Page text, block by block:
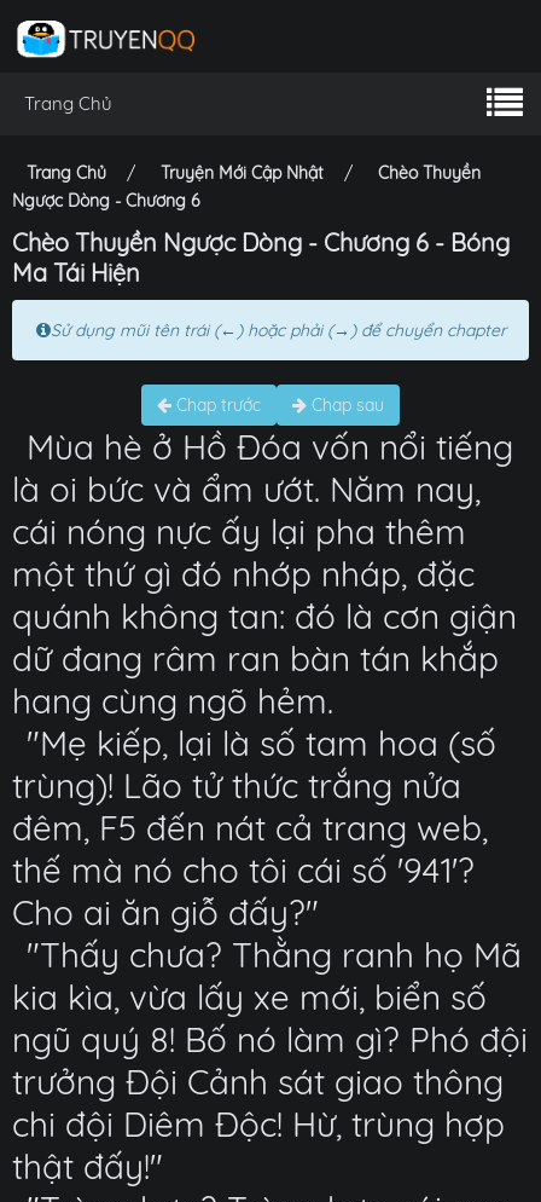
Trang Chủ
Trang Chủ Truyện Mới Cập Nhật
Chèo Thuyền
Ngược Dòng - Chương 6
Chèo Thuyền Ngược Dòng - Chương 6 - Bóng
Ma Tái Hiện
Sử dụng mũi tên trái (←) hoặc phải (→) để chuyển chapter
Chap trước Chap sau
Mùa hè ở Hồ Đóa vốn nổi tiếng
là oi bức và ẩm ướt. Năm nay,
cái nóng nực ấy lại pha thêm
một thứ gì đó nhớp nháp, đặc
quánh không tan: đó là cơn giận
dữ đang râm ran bàn tán khắp
hang cùng ngõ hẻm.
"Mẹ kiếp, lại là số tam hoa (số
trùng)! Lão tử thức trắng nửa
đêm, F5 đến nát cả trang web,
thế mà nó cho tôi cái số '941'?
Cho ai ăn giỗ đấy?"
"Thấy chưa? Thằng ranh họ Mã
kia kìa, vừa lấy xe mới, biển số
ngũ quý 8! Bố nó làm gì? Phó đội
trưởng Đội Cảnh sát giao thông
chi đội Diêm Độc! Hừ, trùng hợp
thật đấy!"